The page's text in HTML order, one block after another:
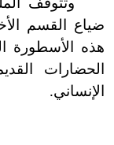
ضياع القسم
هذه الأسطورة
الحضارات
الإنساني.